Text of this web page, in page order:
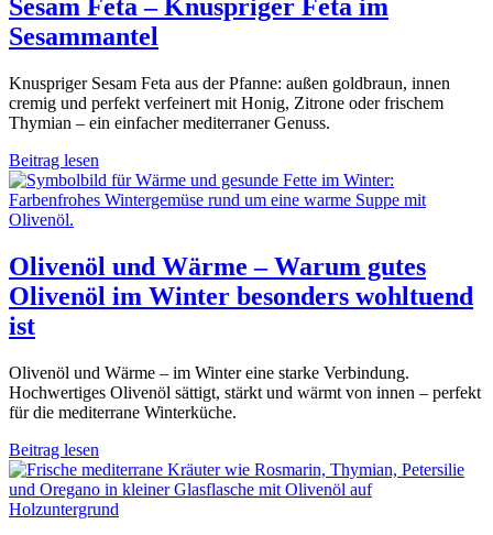
Sesam Feta – Knuspriger Feta im
Sesammantel
Knuspriger Sesam Feta aus der Pfanne: außen goldbraun, innen
cremig und perfekt verfeinert mit Honig, Zitrone oder frischem
Thymian – ein einfacher mediterraner Genuss.
Beitrag lesen
Olivenöl und Wärme – Warum gutes
Olivenöl im Winter besonders wohltuend
ist
Olivenöl und Wärme – im Winter eine starke Verbindung.
Hochwertiges Olivenöl sättigt, stärkt und wärmt von innen – perfekt
für die mediterrane Winterküche.
Beitrag lesen